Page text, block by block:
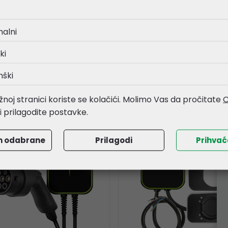
Q4 / Q8 E-Tron, Kia EV6, Niro EV, Hyundai IONIQ 5,
stranici koriste se kolačići. Molimo Vas da pročitate
prilagodite postavke.
odabrane Prilagodi